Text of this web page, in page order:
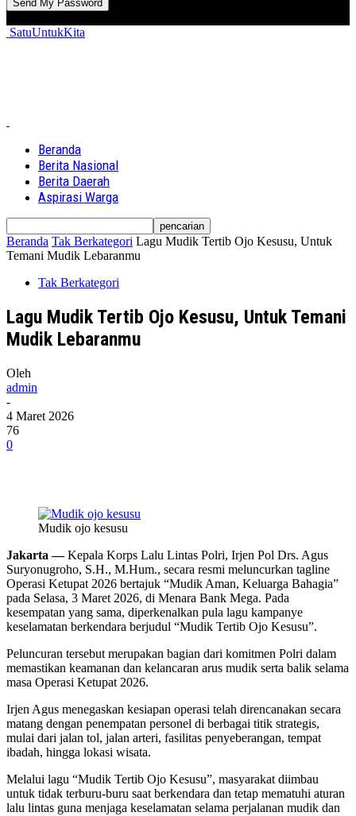
SatuUntukKita
Beranda
Berita Nasional
Berita Daerah
Aspirasi Warga
Beranda Tak Berkategori Lagu Mudik Tertib Ojo Kesusu, Untuk
Temani Mudik Lebaranmu
Tak Berkategori
Lagu Mudik Tertib Ojo Kesusu, Untuk Temani
Mudik Lebaranmu
Oleh
admin
-
4 Maret 2026
76
0
Mudik ojo kesusu
Jakarta —Kepala Korps Lalu Lintas Polri, Irjen Pol Drs. Agus
Suryonugroho, S.H., M.Hum., secara resmi meluncurkan tagline
Operasi Ketupat 2026 bertajuk “Mudik Aman, Keluarga Bahagia”
pada Selasa, 3 Maret 2026, di Menara Bank Mega. Pada
kesempatan yang sama, diperkenalkan pula lagu kampanye
keselamatan berkendara berjudul “Mudik Tertib Ojo Kesusu”.
Peluncuran tersebut merupakan bagian dari komitmen Polri dalam
memastikan keamanan dan kelancaran arus mudik serta balik selama
masa Operasi Ketupat 2026.
Irjen Agus menegaskan kesiapan operasi telah direncanakan secara
matang dengan penempatan personel di berbagai titik strategis,
mulai dari jalan tol, jalan arteri, fasilitas penyeberangan, tempat
ibadah, hingga lokasi wisata.
Melalui lagu “Mudik Tertib Ojo Kesusu”, masyarakat diimbau
untuk tidak terburu-buru saat berkendara dan tetap mematuhi aturan
lalu lintas guna menjaga keselamatan selama perjalanan mudik dan